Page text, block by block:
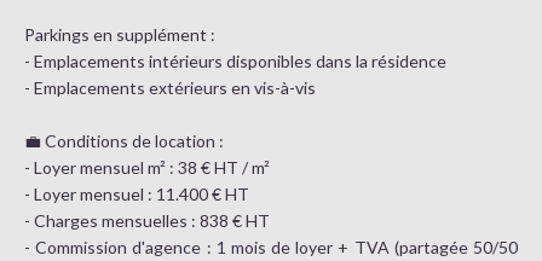
Parkings en supplément :
- Emplacements intérieurs disponibles dans la résidence
- Emplacements extérieurs en vis-à-vis
💼 Conditions de location :
- Loyer mensuel m² : 38 € HT / m²
- Loyer mensuel : 11.400 € HT
- Charges mensuelles : 838 € HT
- Commission d'agence : 1 mois de loyer + TVA (partagée 50/50